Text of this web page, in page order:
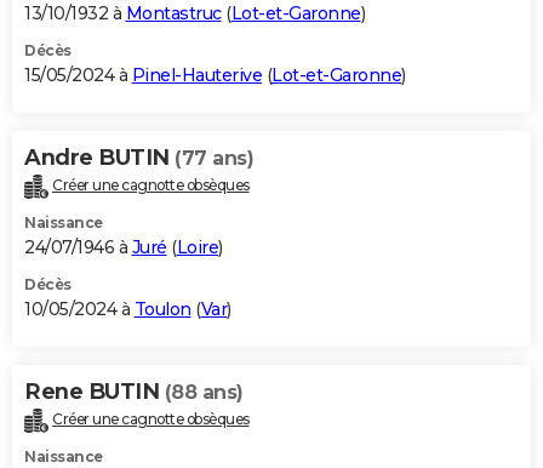
13/10/1932 à Montastruc(Lot-et-Garonne)
Décès
15/05/2024 à Pinel-Hauterive (Lot-et-Garonne)
Andre BUTIN (77 ans)
Créer une cagnotte obsèques
Naissance
24/07/1946 à Juré (Loire)
Décès
10/05/2024 à Toulon (Var)
Rene BUTIN (88 ans)
Créer une cagnotte obsèques
Naissance